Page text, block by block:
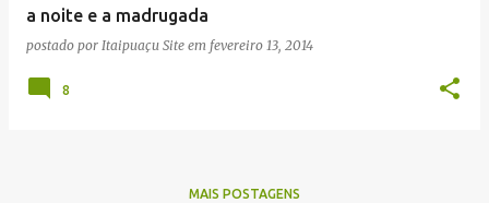
a noite e a madrugada
postado por Itaipuaçu Site em fevereiro 13, 2014
8
MAIS POSTAGENS